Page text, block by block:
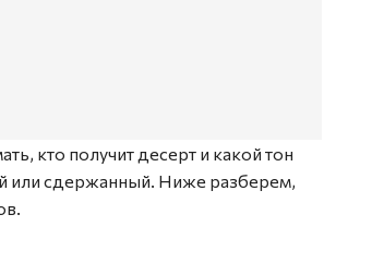
кто получит десерт и какой тон
или сдержанный. Ниже разберем,